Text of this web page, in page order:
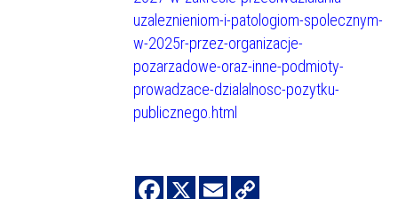
uzaleznieniom-i-patologiom-spolecznym-
w-2025r-przez-organizacje-
pozarzadowe-oraz-inne-podmioty-
prowadzace-dzialalnosc-pozytku-
publicznego.html